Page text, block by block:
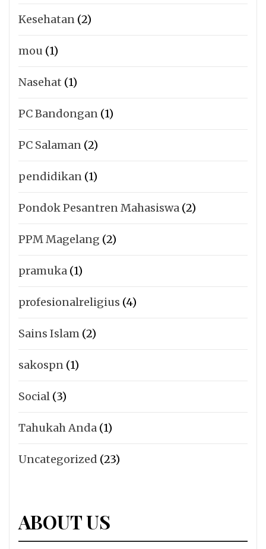
Kesehatan (2)
mou (1)
Nasehat (1)
PC Bandongan (1)
PC Salaman (2)
pendidikan (1)
Pondok Pesantren Mahasiswa (2)
PPM Magelang (2)
pramuka (1)
profesionalreligius (4)
Sains Islam (2)
sakospn (1)
Social (3)
Tahukah Anda (1)
Uncategorized (23)
ABOUT US